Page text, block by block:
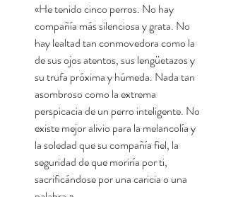
«He tenido cinco perros. No hay
compañía más silenciosa y grata. No
hay lealtad tan conmovedora como la
de sus ojos atentos, sus lengüetazos y
su trufa próxima y húmeda. Nada tan
asombroso como la extrema
perspicacia de un perro inteligente. No
existe mejor alivio para la melancolía y
la soledad que su compañía fiel, la
seguridad de que moriría por ti,
sacrificándose por una caricia o una